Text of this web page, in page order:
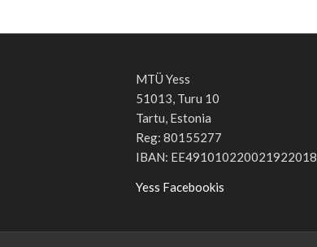
MTÜ Yess
51013, Turu 10
Tartu, Estonia
Reg: 80155277
IBAN: EE491010220021922018
Yess Facebookis